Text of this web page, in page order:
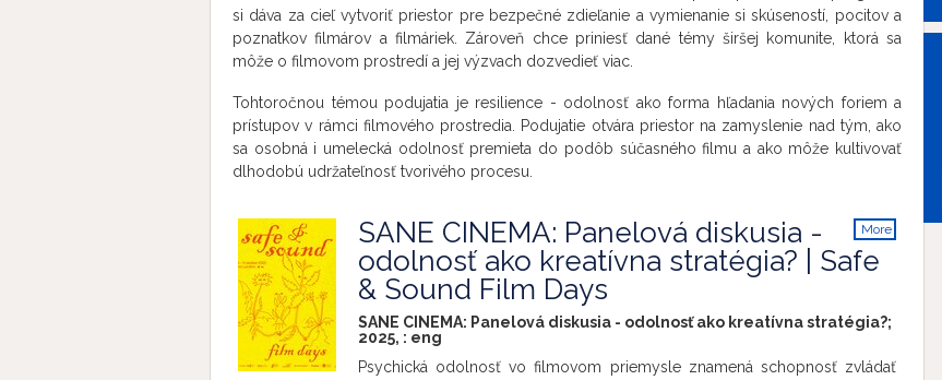
si dáva za cieľ vytvoriť priestor pre bezpečné zdieľanie a vymienanie si skúseností, pocitov a
poznatkov filmárov a filmáriek. Zároveň chce priniesť dané témy širšej komunite, ktorá sa
môže o filmovom prostredí a jej výzvach dozvedieť viac.
Tohtoročnou témou podujatia je resilience - odolnosť ako forma hľadania nových foriem a
prístupov v rámci filmového prostredia. Podujatie otvára priestor na zamyslenie nad tým, ako
sa osobná i umelecká odolnosť premieta do podôb súčasného filmu a ako môže kultivovať
dlhodobú udržateľnosť tvorivého procesu.
More
SANE CINEMA: Panelová diskusia -
odolnosť ako kreatívna stratégia? | Safe
& Sound Film Days
SANE CINEMA: Panelová diskusia - odolnosť ako kreatívna stratégia?;
2025, : eng
Psychická odolnosť vo filmovom priemysle znamená schopnosť zvládať